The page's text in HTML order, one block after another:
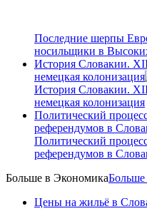
Последние шерпы
носильщики в
История Словакии.
немецкая колонизация
История Словакии.
немецкая колонизация
Политический
референдумов в
Политический
референдумов в
Больше в ЭкономикаБольше
Цены на жильё в